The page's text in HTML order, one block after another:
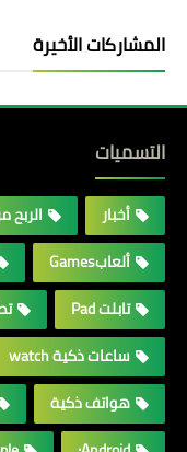
المشاركات الأخيرة
التسميات
أخبار الربح
ألعابGames
تابلت Pad
ساعات ذكية watch
هواتف ذكية